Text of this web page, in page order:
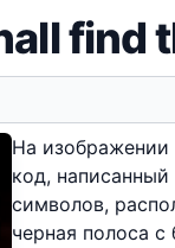
find
На изображении
код,
символов,
черная полоса